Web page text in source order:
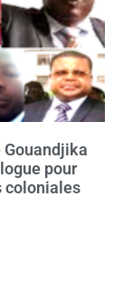
pour
coloniales